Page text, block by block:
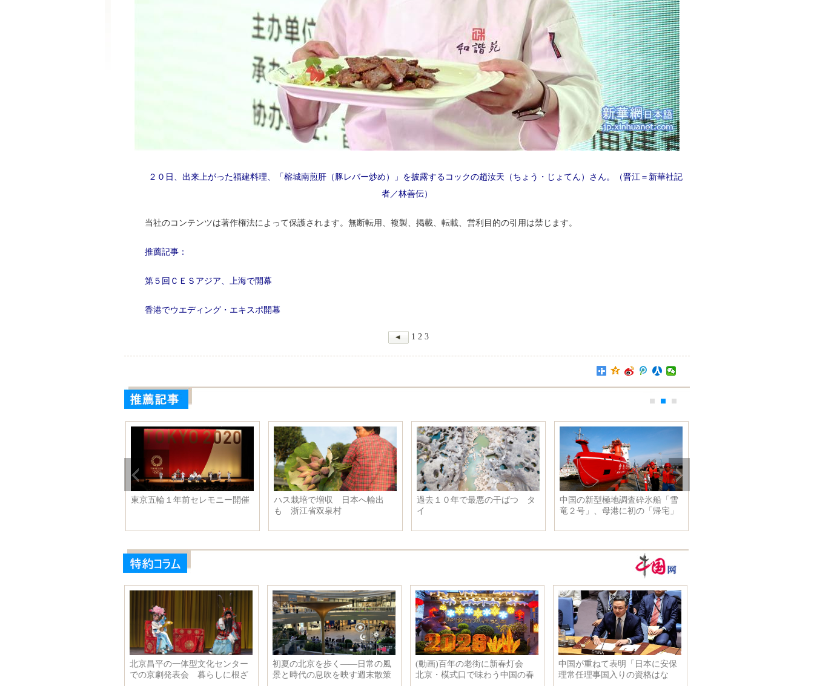
２０日、出来上がった福建料理、「榕城南煎肝（豚レバー炒め）」を披露するコックの趙汝天（ちょう・じょてん）さん。（晋江＝新華社記
者／林善伝）
当社のコンテンツは著作権法によって保護されます。無断転用、複製、掲載、転載、営利目的の引用は禁じます。
推薦記事：
第５回ＣＥＳアジア、上海で開幕
香港でウエディング・エキスポ開幕
1 2 3
東京五輪１年前セレモニー開催
ハス栽培で増収 日本へ輸出
も 浙江省双泉村
過去１０年で最悪の干ばつ タ
イ
中国の新型極地調査砕氷船「雪
竜２号」、母港に初の「帰宅」